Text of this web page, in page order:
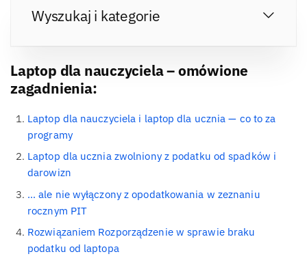
Wyszukaj i kategorie
Laptop dla nauczyciela – omówione
zagadnienia:
Laptop dla nauczyciela i laptop dla ucznia — co to za
programy
Laptop dla ucznia zwolniony z podatku od spadków i
darowizn
… ale nie wyłączony z opodatkowania w zeznaniu
rocznym PIT
Rozwiązaniem Rozporządzenie w sprawie braku
podatku od laptopa